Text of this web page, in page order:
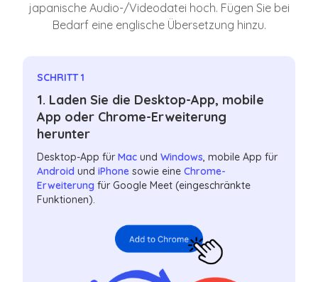
japanische Audio-/Videodatei hoch. Fügen Sie bei
Bedarf eine englische Übersetzung hinzu.
SCHRITT 1
1. Laden Sie die Desktop-App, mobile
App oder Chrome-Erweiterung
herunter
Desktop-App fürMac undWindows, mobile App für
Android undiPhone sowie eineChrome-
Erweiterung für Google Meet (eingeschränkte
Funktionen).